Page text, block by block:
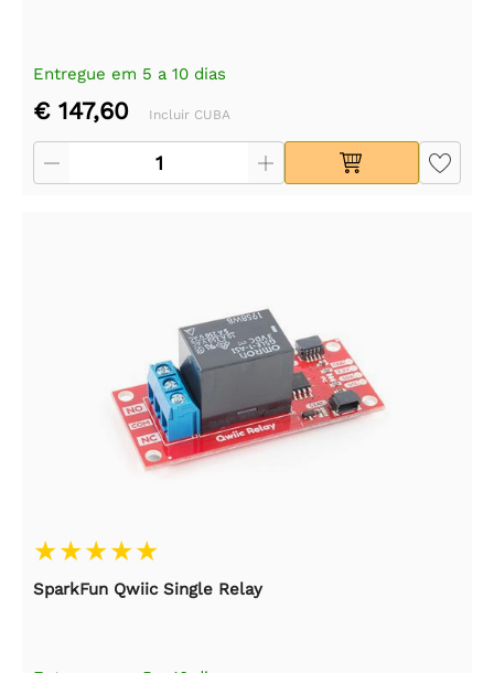
Entregue em 5 a 10 dias
€ 147,60 Incluir CUBA
SparkFun Qwiic Single Relay